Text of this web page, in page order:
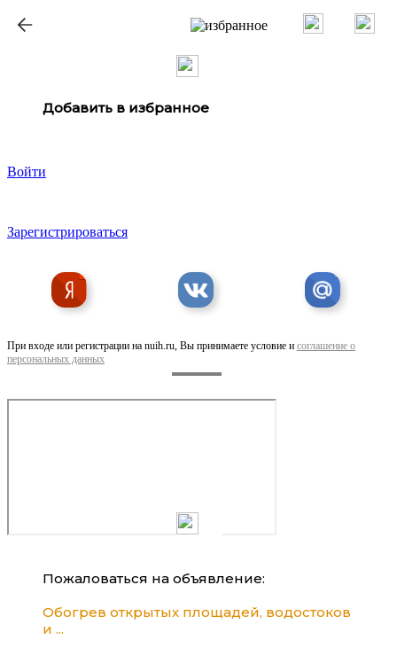
Добавить в избранное
Войти
Зарегистрироваться
При входе или регистрации на nuih.ru, Вы принимаете условие и соглашение о
персональных данных
Пожаловаться на объявление:
Обогрев открытых площадей, водостоков
и ...